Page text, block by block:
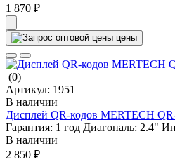
1 870 ₽
цены
(0)
Артикул: 1951
В наличии
Дисплей QR-кодов MERTECH
Гарантия: 1 год Диагональ: 2.4"
В наличии
2 850 ₽